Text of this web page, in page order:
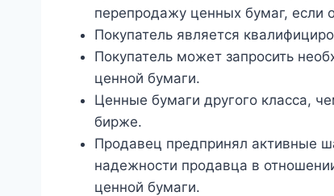
перепродажу ценных бумаг, если
Покупатель является
Покупатель может запросить
ценной бумаги.
Ценные бумаги другого класса,
бирже.
Продавец предпринял активные
надежности продавца в
ценной бумаги.